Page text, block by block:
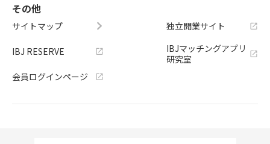
その他
サイトマップ
IBJ RESERVE
会員ログインページ
独立開業サイト
IBJマッチングアプリ
研究室